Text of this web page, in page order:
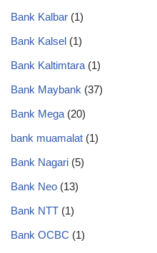
Bank Kalbar (1)
Bank Kalsel (1)
Bank Kaltimtara (1)
Bank Maybank (37)
Bank Mega (20)
bank muamalat (1)
Bank Nagari (5)
Bank Neo (13)
Bank NTT (1)
Bank OCBC (1)